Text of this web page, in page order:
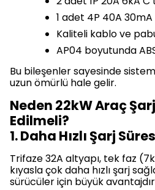
1 adet 4P 40A
Kaliteli kablo ve
AP04 boyutunda
Bu bileşenler sayesinde
uzun ömürlü hale gelir.
Neden 22kW Araç
Edilmeli?
1. Daha Hızlı Şarj
Trifaze 32A altyapı, tek faz
kıyasla çok daha hızlı şarj
sürücüler için büyük